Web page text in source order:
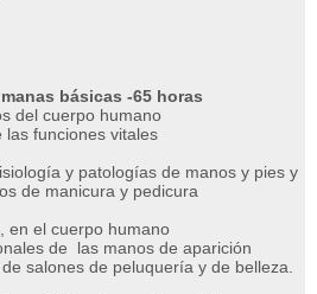
básicas -65 horas
del cuerpo humano
funciones vitales
y patologías de manos y pies y
de manicura y pedicura
en el cuerpo humano
de las manos de aparición
salones de peluquería y de belleza.